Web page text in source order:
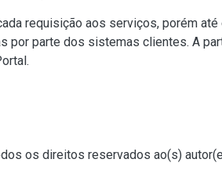
requisição aos serviços, porém
parte dos sistemas clientes. A
os direitos reservados ao(s)